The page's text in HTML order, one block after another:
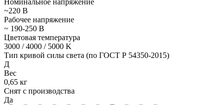
Номинальное напряжение
~220 В
Рабочее напряжение
~ 190-250 В
Цветовая температура
3000 / 4000 / 5000 K
Тип кривой силы света (по ГОСТ Р 54350-2015)
Д
Вес
0,65 кг
Снят с производства
Да